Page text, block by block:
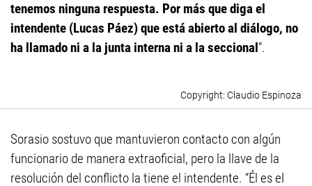
tenemos ninguna respuesta. Por más que diga el
intendente (Lucas Páez) que está abierto al diálogo, no
ha llamado ni a la junta interna ni a la seccional”.
Claudio Espinoza
Sorasio sostuvo que mantuvieron contacto con algún
funcionario de manera extraoficial, pero la llave de la
resolución del conflicto la tiene el intendente. “Él es el